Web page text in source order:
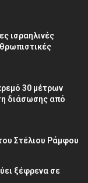
ισραηλινές
30 μέτρων
διάσωσης από
Στέλιου Ράμφου
ξέφρενα σε